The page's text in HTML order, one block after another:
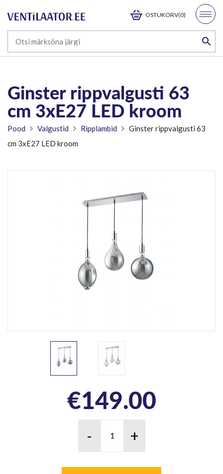
OSTUKORV(0)
Ginster rippvalgusti 63
cm 3xE27 LED kroom
Pood Valgustid Ripplambid
Ginster rippvalgusti 63
cm 3xE27 LED kroom
€149.00